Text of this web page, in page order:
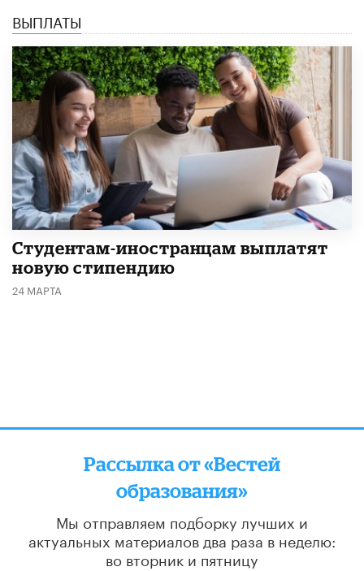
ВЫПЛАТЫ
Студентам-иностранцам выплатят
новую стипендию
24 МАРТА
Рассылка от «Вестей
образования»
Мы отправляем подборку лучших и
актуальных материалов два раза в неделю:
во вторник и пятницу